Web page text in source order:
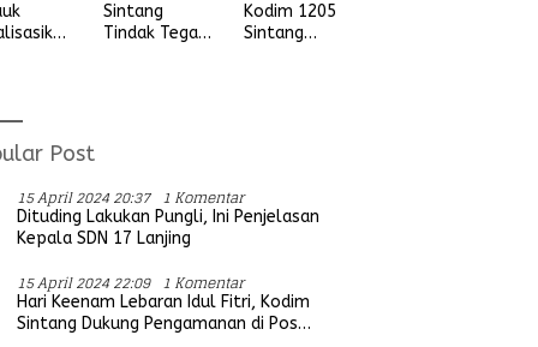
Desa
Ria
Sintang
Tindak Tegas
Umum
Kodim 1205
Sintang
Koramil
Post
15 April 2024 20:37 1 Komentar
Dituding Lakukan Pungli, Ini Penjelasan
Kepala SDN 17 Lanjing
15 April 2024 22:09 1 Komentar
Hari Keenam Lebaran Idul Fitri, Kodim
Sintang Dukung Pengamanan di Pos